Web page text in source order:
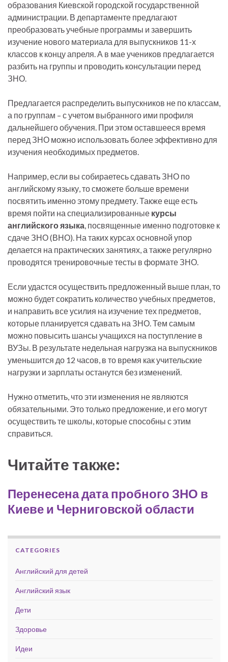
образования Киевской городской государственной
администрации. В департаменте предлагают
преобразовать учебные программы и завершить
изучение нового материала для выпускников 11-х
классов к концу апреля. А в мае учеников предлагается
разбить на группы и проводить консультации перед
ЗНО.
Предлагается распределить выпускников не по классам,
а по группам – с учетом выбранного ими профиля
дальнейшего обучения. При этом оставшееся время
перед ЗНО можно использовать более эффективно для
изучения необходимых предметов.
Например, если вы собираетесь сдавать ЗНО по
английскому языку, то сможете больше времени
посвятить именно этому предмету. Также еще есть
время пойти на специализированные курсы
английского языка, посвященные именно подготовке к
сдаче ЗНО (ВНО). На таких курсах основной упор
делается на практических занятиях, а также регулярно
проводятся тренировочные тесты в формате ЗНО.
Если удастся осуществить предложенный выше план, то
можно будет сократить количество учебных предметов,
и направить все усилия на изучение тех предметов,
которые планируется сдавать на ЗНО. Тем самым
можно повысить шансы учащихся на поступление в
ВУЗы. В результате недельная нагрузка на выпускников
уменьшится до 12 часов, в то время как учительские
нагрузки и зарплаты останутся без изменений.
Нужно отметить, что эти изменения не являются
обязательными. Это только предложение, и его могут
осуществить те школы, которые способны с этим
справиться.
Читайте также:
Перенесена дата пробного ЗНО в
Киеве и Черниговской области
CATEGORIES
Английский для детей
Английский язык
Дети
Здоровье
Идеи